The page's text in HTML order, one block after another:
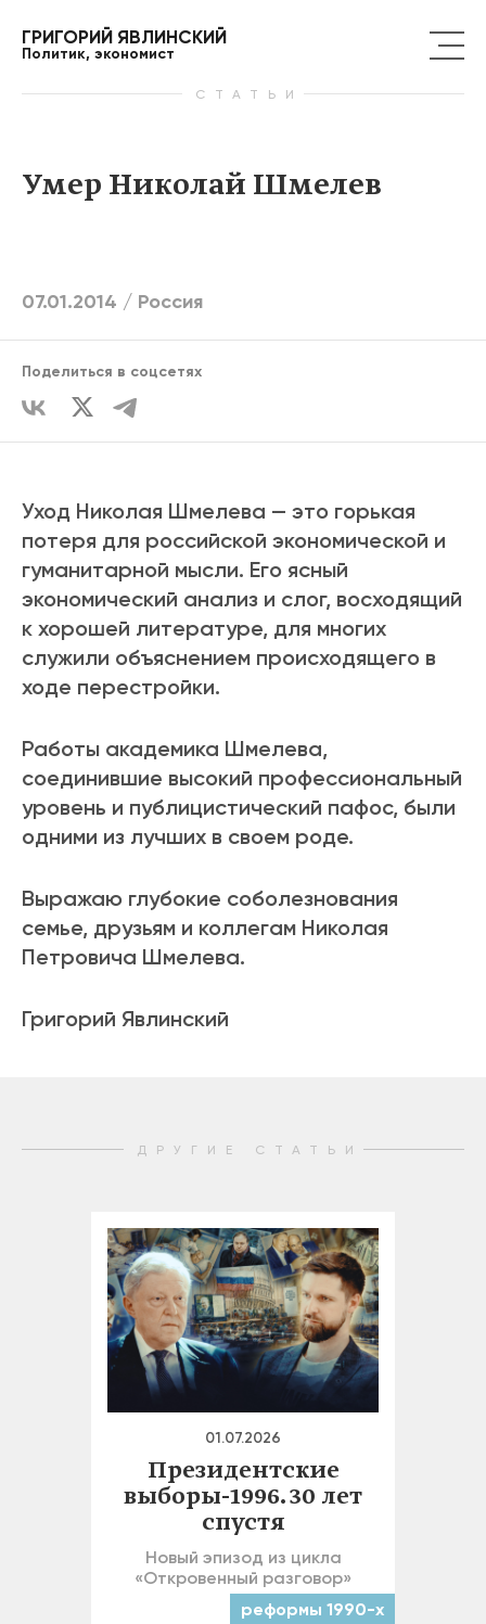
ГРИГОРИЙ ЯВЛИНСКИЙ
Политик, экономист
СТАТЬИ
Умер Николай Шмелев
07.01.2014 / Россия
Поделиться в соцсетях
Уход Николая Шмелева — это горькая
потеря для российской экономической и
гуманитарной мысли. Его ясный
экономический анализ и слог, восходящий
к хорошей литературе, для многих
служили объяснением происходящего в
ходе перестройки.
Работы академика Шмелева,
соединившие высокий профессиональный
уровень и публицистический пафос, были
одними из лучших в своем роде.
Выражаю глубокие соболезнования
семье, друзьям и коллегам Николая
Петровича Шмелева.
Григорий Явлинский
ДРУГИЕ СТАТЬИ
01.07.2026
Президентские
выборы-1996. 30 лет
спустя
Новый эпизод из цикла
«Откровенный разговор»
реформы 1990-х